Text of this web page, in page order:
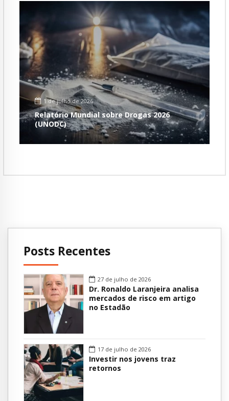
1 de julho de 2026
Relatório Mundial sobre Drogas 2026
(UNODC)
Posts Recentes
27 de julho de 2026
Dr. Ronaldo Laranjeira analisa
mercados de risco em artigo
no Estadão
17 de julho de 2026
Investir nos jovens traz
retornos